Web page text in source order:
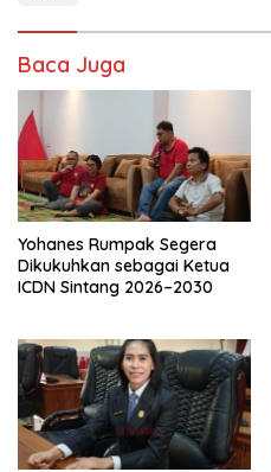
Baca Juga
Yohanes Rumpak Segera
Dikukuhkan sebagai Ketua
ICDN Sintang 2026–2030